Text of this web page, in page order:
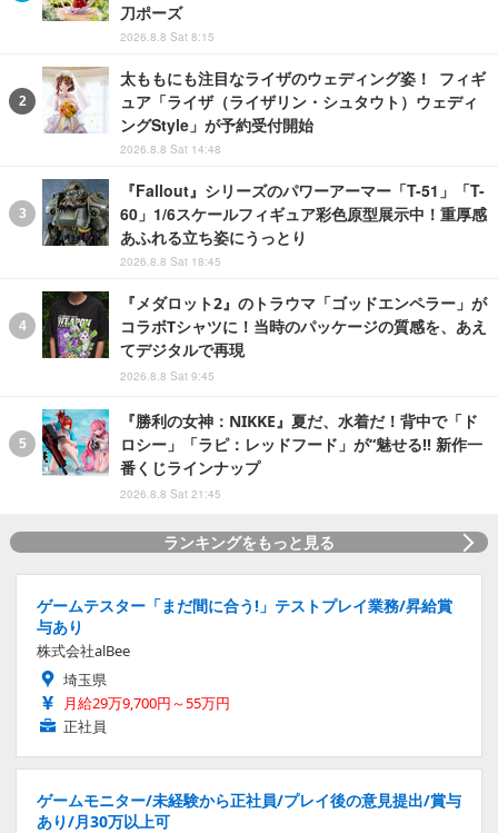
刀ポーズ
2026.8.8 Sat 8:15
太ももにも注目なライザのウェディング姿！ フィギ
ュア「ライザ（ライザリン・シュタウト）ウェディ
ングStyle」が予約受付開始
2026.8.8 Sat 14:48
『Fallout』シリーズのパワーアーマー「T-51」「T-
60」1/6スケールフィギュア彩色原型展示中！重厚感
あふれる立ち姿にうっとり
2026.8.8 Sat 18:45
『メダロット2』のトラウマ「ゴッドエンペラー」が
コラボTシャツに！当時のパッケージの質感を、あえ
てデジタルで再現
2026.8.8 Sat 9:45
『勝利の女神：NIKKE』夏だ、水着だ！背中で「ド
ロシー」「ラピ：レッドフード」が“魅せる!! 新作一
番くじラインナップ
2026.8.8 Sat 21:45
ランキングをもっと見る
ゲームテスター「まだ間に合う!」テストプレイ業務/昇給賞
与あり
株式会社alBee
埼玉県
月給29万9,700円～55万円
正社員
ゲームモニター/未経験から正社員/プレイ後の意見提出/賞与
あり/月30万以上可